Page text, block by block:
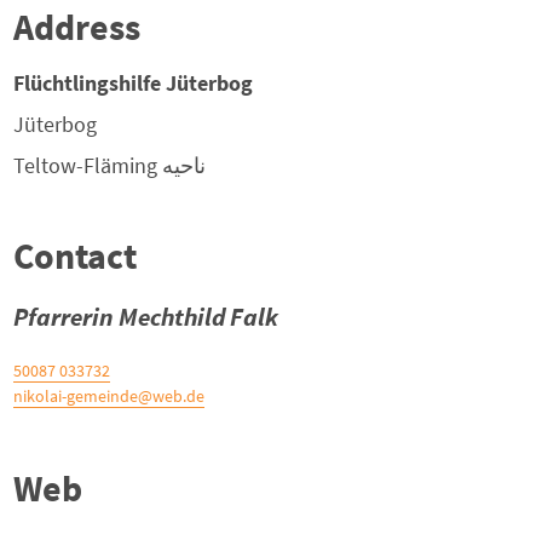
Address
Flüchtlingshilfe Jüterbog
Jüterbog
ناحیه Teltow-Fläming
Contact
Pfarrerin Mechthild Falk
033732 50087
nikolai-gemeinde@web.de
Web